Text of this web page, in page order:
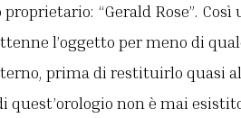
“Gerald Rose”. Così
l’oggetto per meno di
prima di restituirlo quasi
non è mai